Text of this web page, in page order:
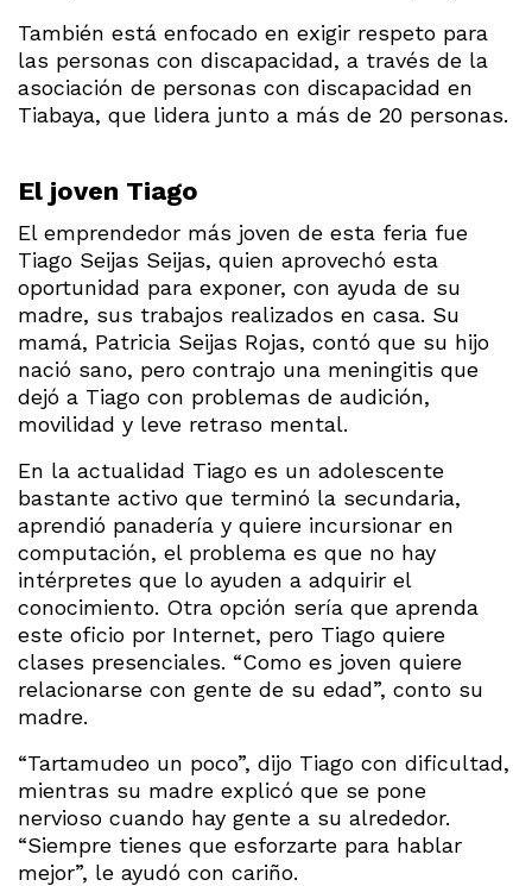
También está enfocado en exigir respeto para
las personas con discapacidad, a través de la
asociación de personas con discapacidad en
Tiabaya, que lidera junto a más de 20 personas.
El joven Tiago
El emprendedor más joven de esta feria fue
Tiago Seijas Seijas, quien aprovechó esta
oportunidad para exponer, con ayuda de su
madre, sus trabajos realizados en casa. Su
mamá, Patricia Seijas Rojas, contó que su hijo
nació sano, pero contrajo una meningitis que
dejó a Tiago con problemas de audición,
movilidad y leve retraso mental.
En la actualidad Tiago es un adolescente
bastante activo que terminó la secundaria,
aprendió panadería y quiere incursionar en
computación, el problema es que no hay
intérpretes que lo ayuden a adquirir el
conocimiento. Otra opción sería que aprenda
este oficio por Internet, pero Tiago quiere
clases presenciales. “Como es joven quiere
relacionarse con gente de su edad”, conto su
madre.
“Tartamudeo un poco”, dijo Tiago con dificultad,
mientras su madre explicó que se pone
nervioso cuando hay gente a su alrededor.
“Siempre tienes que esforzarte para hablar
mejor”, le ayudó con cariño.